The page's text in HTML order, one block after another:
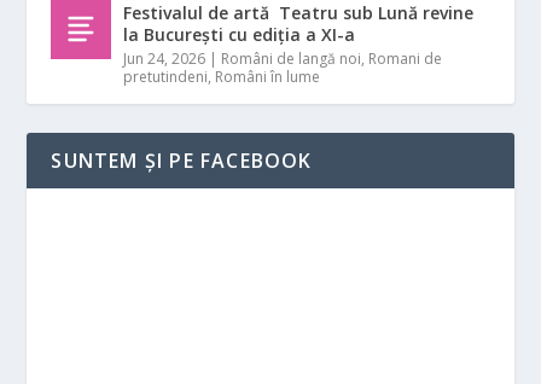
Festivalul de artă Teatru sub Lună revine
la București cu ediția a XI-a
Jun 24, 2026 | Români de langă noi, Romani de
pretutindeni, Români în lume
SUNTEM ȘI PE FACEBOOK